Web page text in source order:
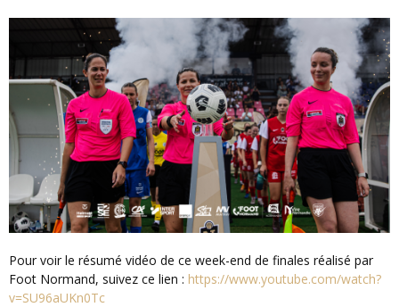
Pour voir le résumé vidéo de ce week-end de finales réalisé par
Foot Normand, suivez ce lien : https://www.youtube.com/watch?
v=SU96aUKn0Tc